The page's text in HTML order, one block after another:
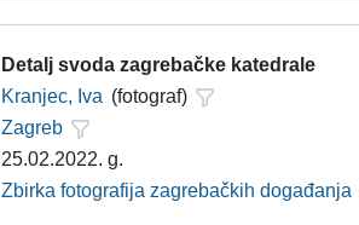
Detalj svoda zagrebačke katedrale
Kranjec, Iva (fotograf)
Zagreb
25.02.2022. g.
Zbirka fotografija zagrebačkih događanja